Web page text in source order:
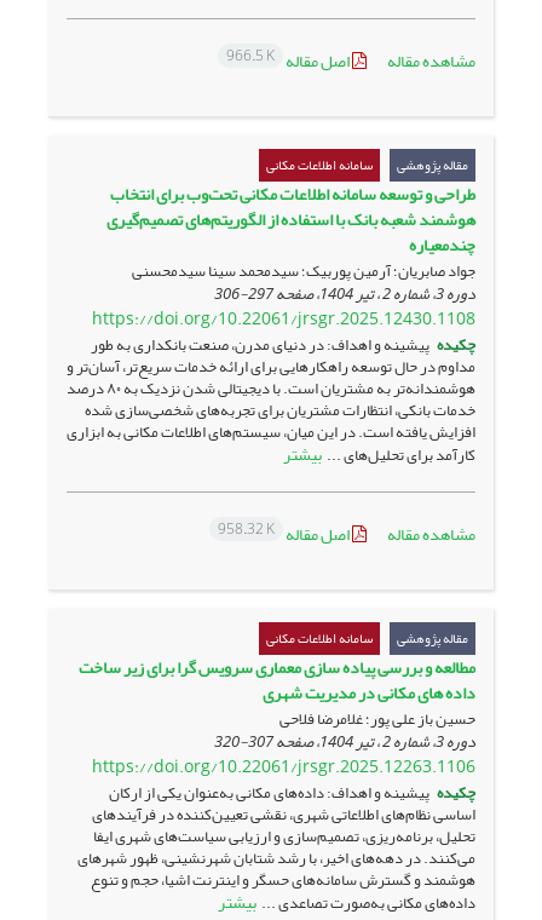
مشاهده مقاله اصل مقاله 966.5 K
مقاله پژوهشی سامانه اطلاعات مکانی
طراحی و توسعه سامانه اطلاعات‌ مکانی تحت‌وب برای انتخاب
هوشمند شعبه بانک با استفاده از ‏الگوریتم‌های تصمیم‌گیری
چندمعیاره
جواد صابریان؛ آرمین پوربیک؛ سیدمحمد سینا سیدمحسنی
دوره 3، شماره 2 ، تیر 1404، صفحه 297-306
https://doi.org/10.22061/jrsgr.2025.12430.1108
چکیده پیشینه و اهداف: در دنیای مدرن، صنعت بانکداری به طور
مداوم در حال توسعه راهکارهایی برای ارائه خدمات سریع‌تر، آسان‌تر و
هوشمندانه‌تر به مشتریان است. با دیجیتالی شدن نزدیک به ۸۰ درصد
خدمات بانکی، انتظارات مشتریان برای تجربه‌های شخصی‌سازی شده
افزایش یافته است. در این میان، سیستم‌های اطلاعات مکانی به ابزاری
کارآمد برای تحلیل‌های ... بیشتر
مشاهده مقاله اصل مقاله 958.32 K
مقاله پژوهشی سامانه اطلاعات مکانی
مطالعه و بررسی پیاده سازی معماری سرویس گرا برای زیر ساخت
داده های مکانی در مدیریت شهری
حسین باز علی پور؛ غلامرضا فلاحی
دوره 3، شماره 2 ، تیر 1404، صفحه 307-320
https://doi.org/10.22061/jrsgr.2025.12263.1106
چکیده پیشینه و اهداف: داده‌های مکانی به‌عنوان یکی از ارکان
اساسی نظام‌های اطلاعاتی شهری، نقشی تعیین‌کننده در فرآیندهای
تحلیل، برنامه‌ریزی، تصمیم‌سازی و ارزیابی سیاست‌های شهری ایفا
می‌کنند. در دهه‌های اخیر، با رشد شتابان شهرنشینی، ظهور شهرهای
هوشمند و گسترش سامانه‌های حسگر و اینترنت اشیا، حجم و تنوع
داده‌های مکانی به‌صورت تصاعدی ... بیشتر